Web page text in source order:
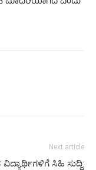
Next article
ವಿದ್ಯಾರ್ಥಿಗಳಿಗೆ ಸಿಹಿ ಸುದ್ದಿ: